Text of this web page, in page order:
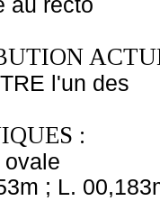
au recto
l'un des
:
ovale
; L.